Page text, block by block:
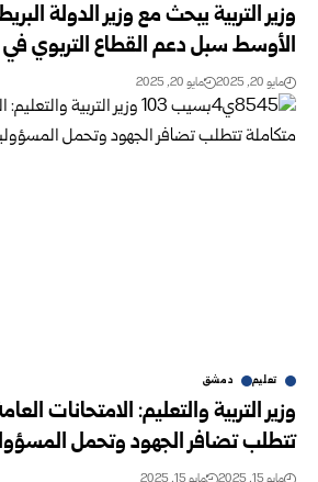
وزير التربية يبحث مع وزير الدولة
الأوسط سبل دعم القطاع التربوي في
مايو 20, 2025 مايو 20, 2025
تعليم دمشق
وزير التربية والتعليم: الامتحانات
تتطلب تضافر الجهود وتحمل